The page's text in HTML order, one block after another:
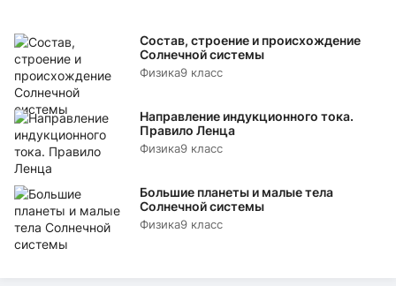
Состав, строение и происхождение
Солнечной системы
Физика9 класс
Направление индукционного тока.
Правило Ленца
Физика9 класс
Большие планеты и малые тела
Солнечной системы
Физика9 класс